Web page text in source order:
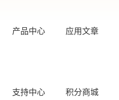
产品中心 应用文章
支持中心 积分商城